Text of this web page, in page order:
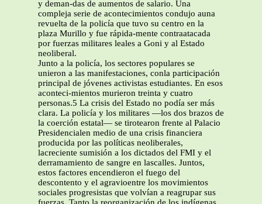
y deman-das de aumentos de salario. Una
compleja serie de acontecimientos condujo auna
revuelta de la policía que tuvo su centro en la
plaza Murillo y fue rápida-mente contraatacada
por fuerzas militares leales a Goni y al Estado
neoliberal.
Junto a la policía, los sectores populares se
unieron a las manifestaciones, conla participación
principal de jóvenes activistas estudiantes. En esos
aconteci-mientos murieron treinta y cuatro
personas.5 La crisis del Estado no podía ser más
clara. La policía y los militares —los dos brazos de
la coerción estatal— se tirotearon frente al Palacio
Presidencialen medio de una crisis financiera
producida por las políticas neoliberales,
lacreciente sumisión a los dictados del FMI y el
derramamiento de sangre en lascalles. Juntos,
estos factores encendieron el fuego del
descontento y el agravioentre los movimientos
sociales progresistas que volvían a reagrupar sus